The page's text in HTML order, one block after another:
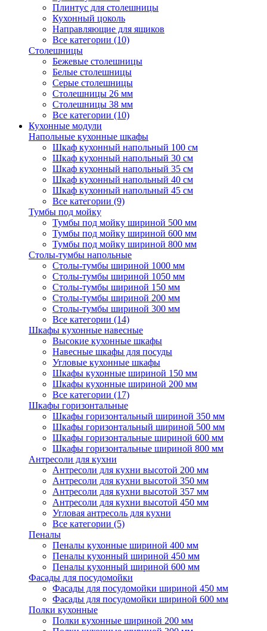
Плинтус для столешницы
Кухонный цоколь
Направляющие для ящиков
Все категории (10)
Столешницы
Бежевые столешницы
Белые столешницы
Серые столешницы
Столешницы 26 мм
Столешницы 38 мм
Все категории (10)
Кухонные модули
Напольные кухонные шкафы
Шкаф кухонный напольный 100 см
Шкаф кухонный напольный 30 см
Шкаф кухонный напольный 35 см
Шкаф кухонный напольный 40 см
Шкаф кухонный напольный 45 см
Все категории (9)
Тумбы под мойку
Тумбы под мойку шириной 500 мм
Тумбы под мойку шириной 600 мм
Тумбы под мойку шириной 800 мм
Столы-тумбы напольные
Столы-тумбы шириной 1000 мм
Столы-тумбы шириной 1050 мм
Столы-тумбы шириной 150 мм
Столы-тумбы шириной 200 мм
Столы-тумбы шириной 300 мм
Все категории (14)
Шкафы кухонные навесные
Высокие кухонные шкафы
Навесные шкафы для посуды
Угловые кухонные шкафы
Шкафы кухонные шириной 150 мм
Шкафы кухонные шириной 200 мм
Все категории (17)
Шкафы горизонтальные
Шкафы горизонтальный шириной 350 мм
Шкафы горизонтальный шириной 500 мм
Шкафы горизонтальные шириной 600 мм
Шкафы горизонтальные шириной 800 мм
Антресоли для кухни
Антресоли для кухни высотой 200 мм
Антресоли для кухни высотой 350 мм
Антресоли для кухни высотой 357 мм
Антресоли для кухни высотой 450 мм
Угловая антресоль для кухни
Все категории (5)
Пеналы
Пеналы кухонные шириной 400 мм
Пеналы кухонный шириной 450 мм
Пеналы кухонный шириной 600 мм
Фасады для посудомойки
Фасады для посудомойки шириной 450 мм
Фасады для посудомойки шириной 600 мм
Полки кухонные
Полки кухонные шириной 200 мм